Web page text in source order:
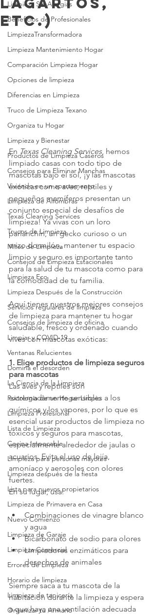
Limpieza Sin Alergias
Beneficios de Profesionales
LimpiezaTransformadora
Limpieza Mantenimiento Hogar
Comparación Limpieza Hogar
Opciones de limpieza
Diferencias en Limpieza
Truco de Limpieza Texano
Organiza tu Hogar
Limpieza y Bienestar
Productos de Limpieza Caseros
Consejos para Eliminar Manchas
Viviendo en un apartamento
Limpieza de Alfombras
Texas Cleaning Services
Trucos de Limpieza
Mitos de Limpieza
Consejos de Limpieza Estacionales
Limpieza Eco
Limpieza Después de la Construcción
Servicios regulares de limpieza
Consejos de limpieza de oficina
Limpiar y COVID-19
Ventanas Relucientes
Domina el desorden
La Ciencia de la Limpieza
Psicología de un Hogar Limpio
Limpieza Profesional
Lista de Limpieza
Cocina Impecable
Limpieza para personas mayores
Limpieza después de la fiesta
Lista para nuevos propietarios
Limpieza de Primavera en Casa
Nuevo Comienzo
Limpieza de Garaje
Limpieza Comercial
Errores de Limpieza
Horario de limpieza
Limpieza de tapicería
Organizar tu Armario
etc.)
En Texas Cleaning Services, hemos
limpiado casas con todo tipo de
mascotas bajo el sol, ¡y las mascotas
exóticas como aves, reptiles y
pequeños mamíferos presentan un
conjunto especial de desafíos de
limpieza! Ya vivas con un loro
parlanchín, un gecko curioso o un
erizo dormilón, mantener tu espacio
limpio y seguro es importante tanto
para la salud de tu mascota como para
la comodidad de tu familia.
Aquí tienes nuestros mejores consejos
de limpieza para mantener tu hogar
saludable, fresco y ordenado cuando
vives con mascotas exóticas:
1. Elige productos de limpieza seguros
para mascotas
Las aves y reptiles son
extremadamente sensibles a los
químicos y los vapores, por lo que es
esencial usar productos de limpieza no
tóxicos y seguros para mascotas,
especialmente alrededor de jaulas o
acuarios. Evita el uso de lejía,
amoníaco y aerosoles con olores
fuertes.
En su lugar, usa:
Combinaciones de vinagre blanco
y agua
Bicarbonato de sodio para olores
Limpiadores enzimáticos para
desechos de animales
Siempre saca a tu mascota de la
habitación durante la limpieza y espera
a que haya una ventilación adecuada